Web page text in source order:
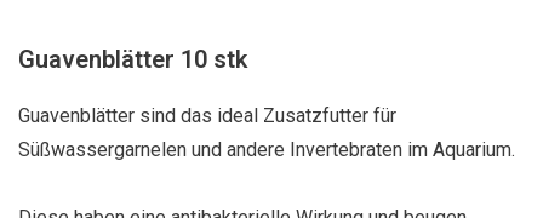
Guavenblätter 10 stk
Guavenblätter sind das ideal Zusatzfutter für
Süßwassergarnelen und andere Invertebraten im Aquarium.